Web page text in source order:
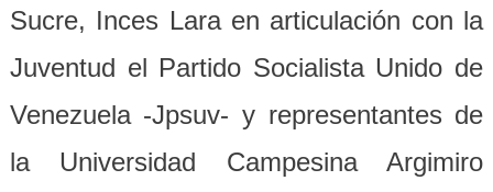
Sucre, Inces Lara en articulación con la
Juventud el Partido Socialista Unido de
Venezuela -Jpsuv- y representantes de
la Universidad Campesina Argimiro